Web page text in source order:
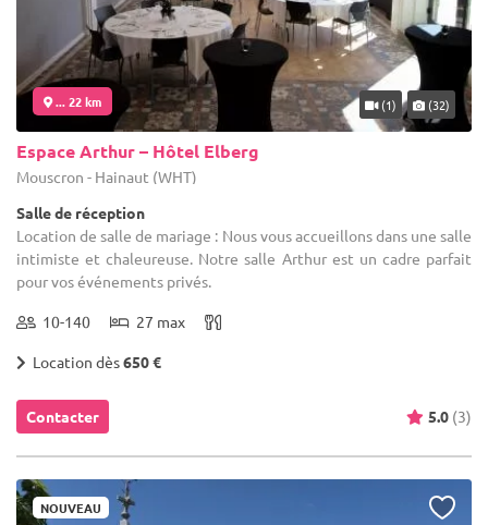
... 22 km (1) (32)
Espace Arthur – Hôtel Elberg
Mouscron - Hainaut (WHT)
Salle de réception
Location de salle de mariage : Nous vous accueillons dans une salle
intimiste et chaleureuse. Notre salle Arthur est un cadre parfait
pour vos événements privés.
10-140 27 max
Location dès650 €
Contacter 5.0 (3)
NOUVEAU